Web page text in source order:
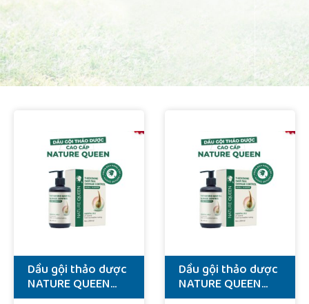
Dầu gội thảo dược
NATURE QUEEN
(phiên bản đặc
Dầu gội thảo dược
NATURE QUEEN
(phiên bản đặc